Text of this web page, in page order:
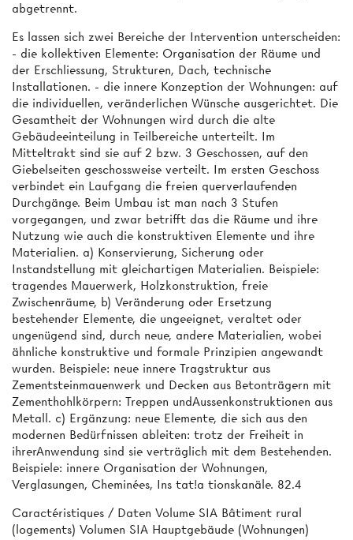
abgetrennt.
Es lassen sich zwei Bereiche der Intervention unterscheiden:
- die kollektiven Elemente: Organisation der Räume und
der Erschliessung, Strukturen, Dach, technische
Installationen. - die innere Konzeption der Wohnungen: auf
die individuellen, veränderlichen Wünsche ausgerichtet. Die
Gesamtheit der Wohnungen wird durch die alte
Gebäudeeinteilung in Teilbereiche unterteilt. Im
Mitteltrakt sind sie auf 2 bzw. 3 Geschossen, auf den
Giebelseiten geschossweise verteilt. Im ersten Geschoss
verbindet ein Laufgang die freien querverlaufenden
Durchgänge. Beim Umbau ist man nach 3 Stufen
vorgegangen, und zwar betrifft das die Räume und ihre
Nutzung wie auch die konstruktiven Elemente und ihre
Materialien. a) Konservierung, Sicherung oder
Instandstellung mit gleichartigen Materialien. Beispiele:
tragendes Mauerwerk, Holzkonstruktion, freie
Zwischenräume, b) Veränderung oder Ersetzung
bestehender Elemente, die ungeeignet, veraltet oder
ungenügend sind, durch neue, andere Materialien, wobei
ähnliche konstruktive und formale Prinzipien angewandt
wurden. Beispiele: neue innere Tragstruktur aus
Zementsteinmauenwerk und Decken aus Betonträgern mit
Zementhohlkörpern: Treppen undAussenkonstruktionen aus
Metall. c) Ergänzung: neue Elemente, die sich aus den
modernen Bedürfnissen ableiten: trotz der Freiheit in
ihrerAnwendung sind sie verträglich mit dem Bestehenden.
Beispiele: innere Organisation der Wohnungen,
Verglasungen, Cheminées, Ins tat!a tionskanäle. 82.4
Caractéristiques / Daten Volume SIA Bâtiment rural
(logements) Volumen SIA Hauptgebäude (Wohnungen)